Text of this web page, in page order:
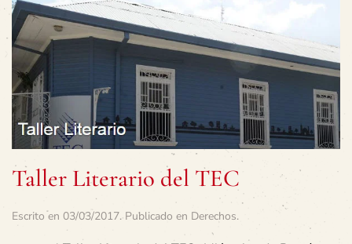
Taller Literario del TEC
Escrito en 03/03/2017. Publicado en Derechos.